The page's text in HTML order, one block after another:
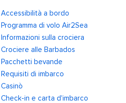
Accessibilità a bordo
Programma di volo Air2Sea
Informazioni sulla crociera
Crociere alle Barbados
Pacchetti bevande
Requisiti di imbarco
Casinò
Check-in e carta d'imbarco